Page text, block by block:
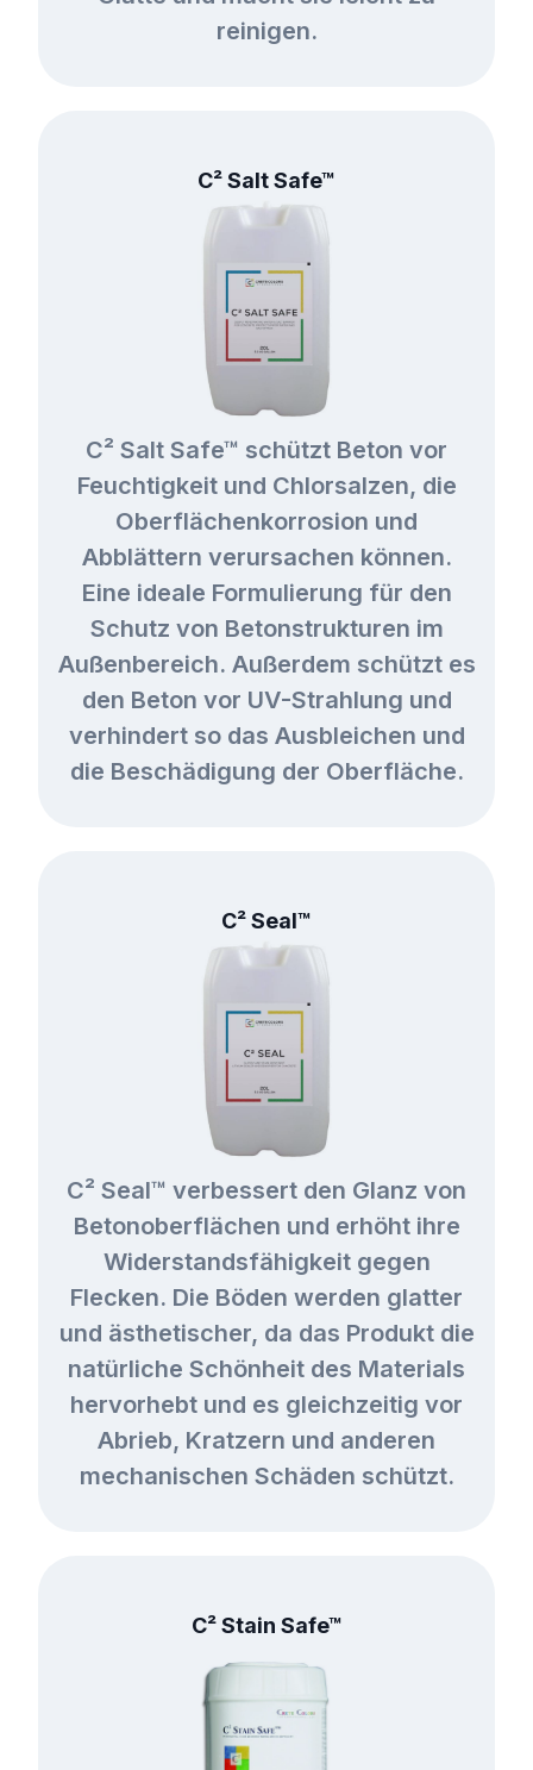
reinigen.
C² Salt Safe™
C² Salt Safe™ schützt Beton vor
Feuchtigkeit und Chlorsalzen, die
Oberflächenkorrosion und
Abblättern verursachen können.
Eine ideale Formulierung für den
Schutz von Betonstrukturen im
Außenbereich. Außerdem schützt es
den Beton vor UV-Strahlung und
verhindert so das Ausbleichen und
die Beschädigung der Oberfläche.
C² Seal™
C² Seal™ verbessert den Glanz von
Betonoberflächen und erhöht ihre
Widerstandsfähigkeit gegen
Flecken. Die Böden werden glatter
und ästhetischer, da das Produkt die
natürliche Schönheit des Materials
hervorhebt und es gleichzeitig vor
Abrieb, Kratzern und anderen
mechanischen Schäden schützt.
C² Stain Safe™